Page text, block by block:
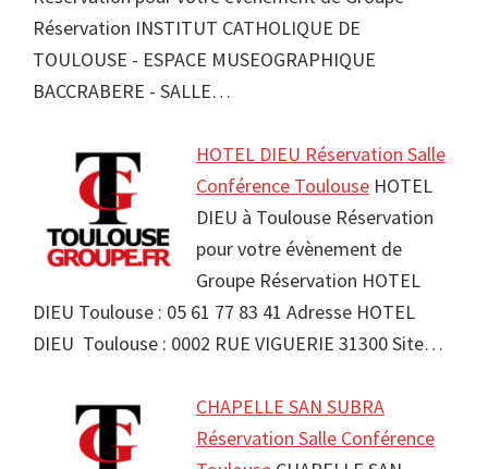
Réservation INSTITUT CATHOLIQUE DE
TOULOUSE - ESPACE MUSEOGRAPHIQUE
BACCRABERE - SALLE…
HOTEL DIEU Réservation Salle
Conférence Toulouse HOTEL
DIEU à Toulouse Réservation
pour votre évènement de
Groupe Réservation HOTEL
DIEU Toulouse : 05 61 77 83 41 Adresse HOTEL
DIEU Toulouse : 0002 RUE VIGUERIE 31300 Site…
CHAPELLE SAN SUBRA
Réservation Salle Conférence